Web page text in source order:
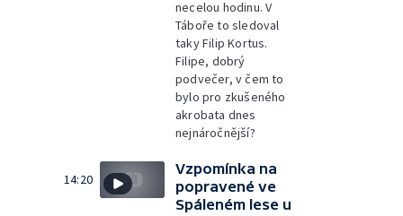
necelou hodinu. V
Táboře to sledoval
taky Filip Kortus.
Filipe, dobrý
podvečer, v čem to
bylo pro zkušeného
akrobata dnes
nejnáročnější?
14:20
Vzpomínka na
popravené ve
Spáleném lese u